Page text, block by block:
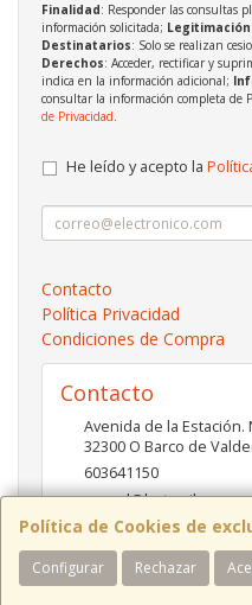
Política de Cookies de
Configurar Rechazar
Finalidad: Responder las consultas
información solicitada; Legitimación
Destinatarios: Solo se realizan
Derechos: Acceder, rectificar y
indica en la información adicional;
consultar la información completa de
de Privacidad.
He leído y acepto la
Contacto
Política Privacidad
Condiciones de Compra
Contacto
Avenida de la Estación.
32300 O Barco de
603641150
pc-red@hotmail.es
Horario